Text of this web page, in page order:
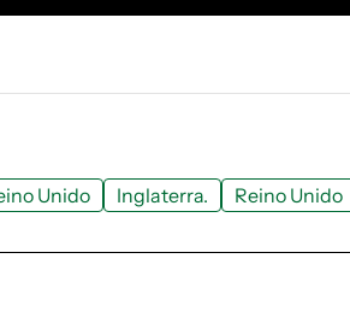
Unido Inglaterra. Reino Unido